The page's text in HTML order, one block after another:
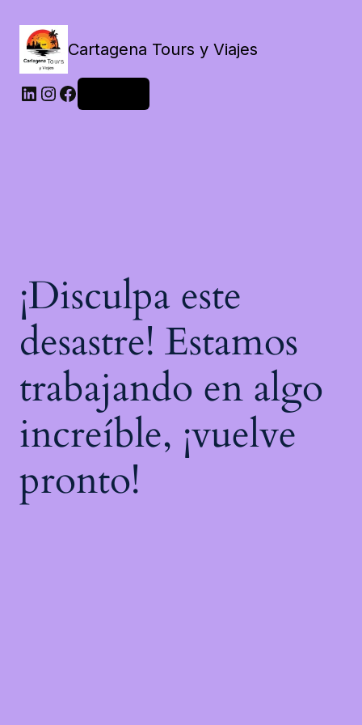
Cartagena Tours y Viajes
LinkedIn
Instagram
Facebook
¡Disculpa este
desastre! Estamos
trabajando en algo
increíble, ¡vuelve
pronto!